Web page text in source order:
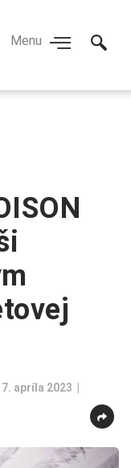
apríla 2023